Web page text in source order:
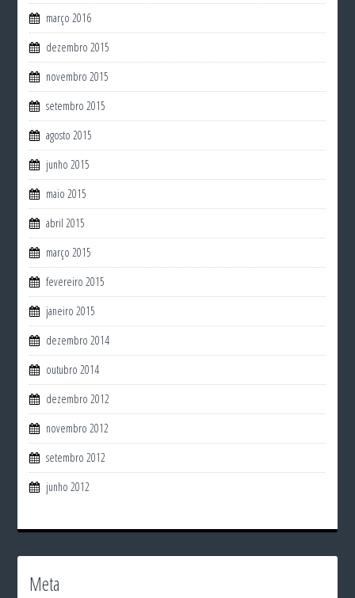
março 2016
dezembro 2015
novembro 2015
setembro 2015
agosto 2015
junho 2015
maio 2015
abril 2015
março 2015
fevereiro 2015
janeiro 2015
dezembro 2014
outubro 2014
dezembro 2012
novembro 2012
setembro 2012
junho 2012
Meta